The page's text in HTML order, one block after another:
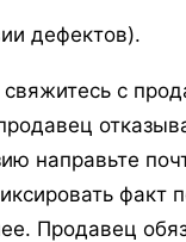
дефектов).
с
направьте
факт
Продавец